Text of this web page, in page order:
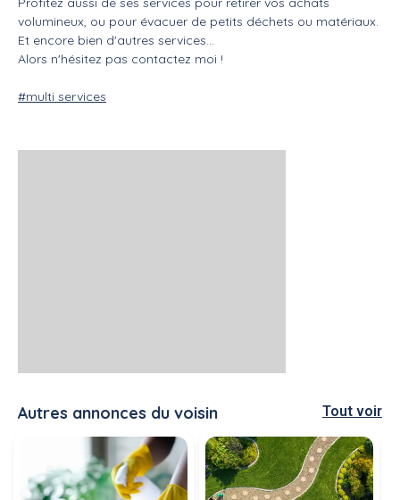
volumineux, ou pour évacuer de petits déchets ou matériaux.
Et encore bien d'autres services…
Alors n'hésitez pas contactez moi !
#multi services
Autres annonces du voisin Tout voir